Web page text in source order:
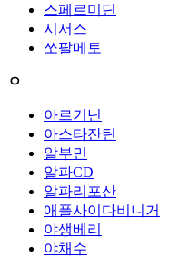
스페르미딘
시서스
쏘팔메토
ㅇ
아르기닌
아스타잔틴
알부민
알파CD
알파리포산
애플사이다비니거
야생베리
야채수